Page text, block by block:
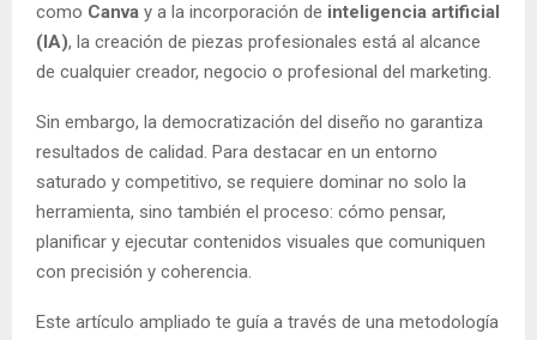
como Canva y a la incorporación de inteligencia artificial
(IA), la creación de piezas profesionales está al alcance
de cualquier creador, negocio o profesional del marketing.
Sin embargo, la democratización del diseño no garantiza
resultados de calidad. Para destacar en un entorno
saturado y competitivo, se requiere dominar no solo la
herramienta, sino también el proceso: cómo pensar,
planificar y ejecutar contenidos visuales que comuniquen
con precisión y coherencia.
Este artículo ampliado te guía a través de una metodología